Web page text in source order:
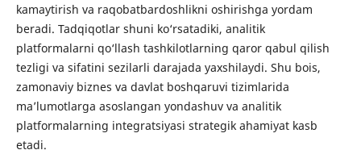
kamaytirish va raqobatbardoshlikni oshirishga yordam
beradi. Tadqiqotlar shuni ko‘rsatadiki, analitik
platformalarni qo‘llash tashkilotlarning qaror qabul qilish
tezligi va sifatini sezilarli darajada yaxshilaydi. Shu bois,
zamonaviy biznes va davlat boshqaruvi tizimlarida
ma’lumotlarga asoslangan yondashuv va analitik
platformalarning integratsiyasi strategik ahamiyat kasb
etadi.